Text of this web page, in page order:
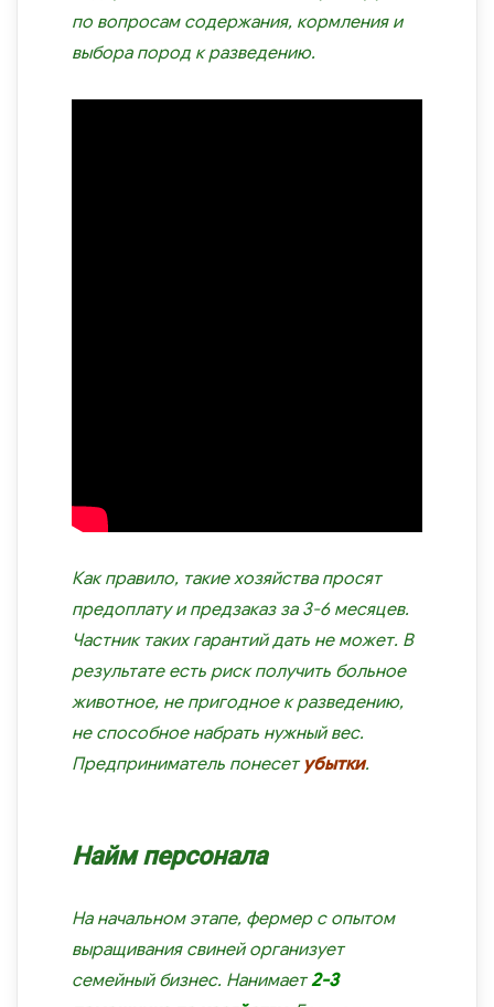
по вопросам содержания, кормления и
выбора пород к разведению.
Как правило, такие хозяйства просят
предоплату и предзаказ за 3-6 месяцев.
Частник таких гарантий дать не может. В
результате есть риск получить больное
животное, не пригодное к разведению,
не способное набрать нужный вес.
Предприниматель понесет убытки.
Найм персонала
На начальном этапе, фермер с опытом
выращивания свиней организует
семейный бизнес. Нанимает2-3